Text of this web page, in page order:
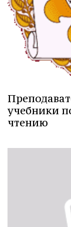
учебники
чтению